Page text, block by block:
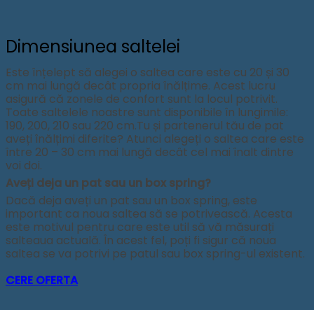
Dimensiunea saltelei
Este înțelept să alegei o saltea care este cu 20 și 30
cm mai lungă decât propria înălțime. Acest lucru
asigură că zonele de confort sunt la locul potrivit.
Toate saltelele noastre sunt disponibile în lungimile:
190, 200, 210 sau 220 cm.Tu și partenerul tău de pat
aveți înălțimi diferite? Atunci alegeți o saltea care este
între 20 – 30 cm mai lungă decât cel mai înalt dintre
voi doi.
Aveți deja un pat sau un box spring?
Dacă deja aveți un pat sau un box spring, este
important ca noua saltea să se potrivească. Acesta
este motivul pentru care este util să vă măsurați
salteaua actuală. În acest fel, poți fi sigur că noua
saltea se va potrivi pe patul sau box spring-ul existent.
CERE OFERTA